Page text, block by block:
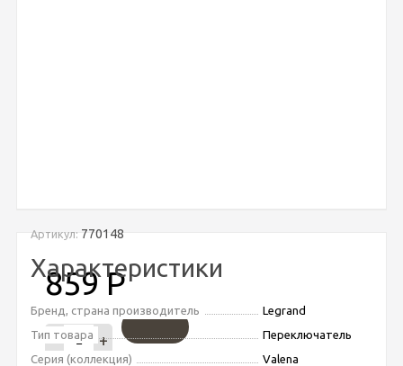
Артикул: 770148
859Р
- +
Характеристики
Бренд, страна производитель
Legrand
Тип товара
Переключатель
Серия (коллекция)
Valena